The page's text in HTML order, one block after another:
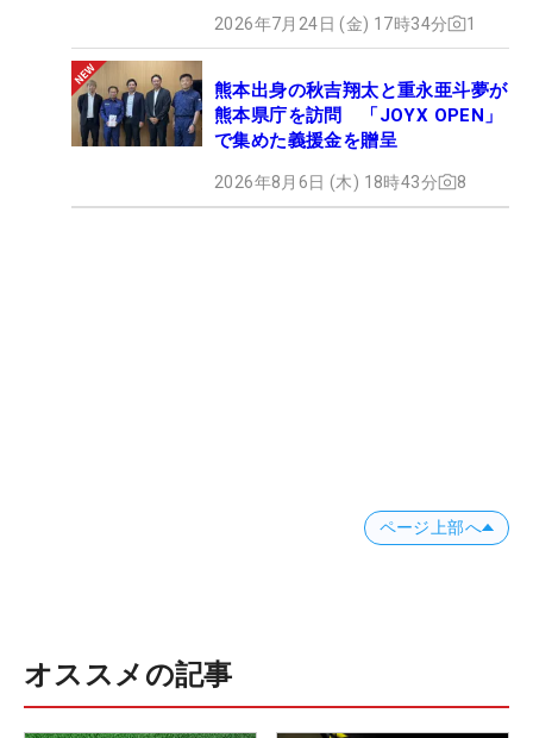
2026年7月24日 (金) 17時34分 1
熊本出身の秋吉翔太と重永亜斗夢が
熊本県庁を訪問 「JOYX OPEN」
で集めた義援金を贈呈
2026年8月6日 (木) 18時43分 8
ページ上部へ
オススメの記事